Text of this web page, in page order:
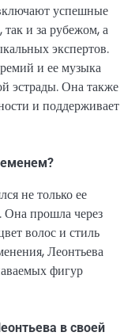
успешные
и за рубежом, а
экспертов.
и ее музыка
эстрады. Она также
и поддерживает
не только ее
Она прошла через
волос и стиль
Леонтьева
фигур
в своей